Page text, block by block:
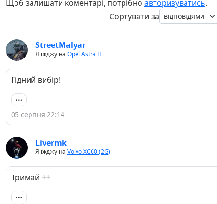
Щоб залишати коментарі, потрібно авторизуватись.
Сортувати за
StreetMalyar
Я їжджу на Opel Astra H
Гідний вибір!
05 серпня 22:14
Livermk
Я їжджу на Volvo XC60 (2G)
Тримай ++